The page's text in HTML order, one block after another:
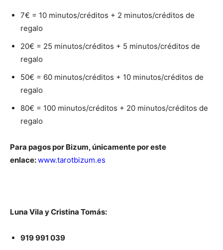
7€ = 10 minutos/créditos + 2 minutos/créditos de
regalo
20€ = 25 minutos/créditos + 5 minutos/créditos de
regalo
50€ = 60 minutos/créditos + 10 minutos/créditos de
regalo
80€ = 100 minutos/créditos + 20 minutos/créditos de
regalo
Para pagos por Bizum, únicamente por este
enlace:www.tarotbizum.es
Luna Vila y Cristina Tomás:
919 991 039